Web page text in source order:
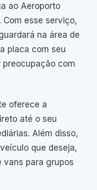
ao Aeroporto
Com esse serviço,
na área de
placa com seu
preocupação com
oferece a
até o seu
Além disso,
que deseja,
vans para grupos